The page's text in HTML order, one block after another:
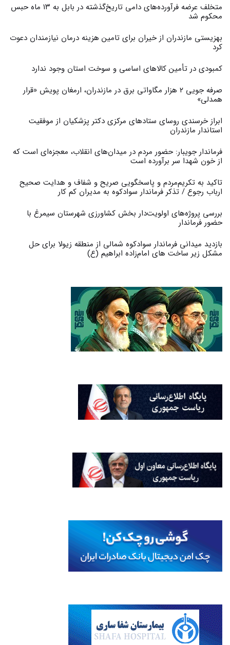
متخلف عرضه فرآورده‌های دامی تاریخ‌گذشته در بابل به ۱۳ ماه حبس
محکوم شد
بهزیستی مازندران از خیران برای تامین هزینه درمان نیازمندان دعوت
کرد
کمبودی در تأمین کالاهای اساسی و سوخت استان وجود ندارد
صرفه جویی ۲ هزار مگاواتی برق در مازندران، ارمغان پویش «قرار
همدلی»
ابراز خرسندی روسای ستادهای مرکزی دکتر پزشکیان از موفقیت
استاندار مازندران
فرماندار جویبار: حضور مردم در میدان‌های انقلاب، معجزه‌ای است که
از خون شهدا سر برآورده است
تاکید به تکریم‌مردم و پاسخگویی صریح و شفاف و هدایت صحیح
ارباب رجوع / تذکر فرماندار سوادکوه به مدیران کم کار ‎
بررسی پروژه‌های اولویت‌دار بخش کشاورزی شهرستان سیمرغ با
حضور فرماندار
بازدید میدانی فرماندار سوادکوه شمالی از منطقه زیولا برای حل
مشکل زیر ساخت های امام‌زاده ابراهیم (ع)